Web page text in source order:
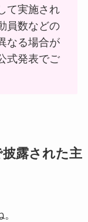
て実施され
員数などの
なる場合が
式発表でご
露された主